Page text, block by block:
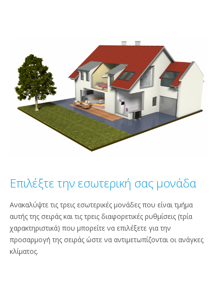
Επιλέξτε την εσωτερική σας μονάδα
Ανακαλύψτε τις τρεις εσωτερικές μονάδες που είναι τμήμα
αυτής της σειράς και τις τρεις διαφορετικές ρυθμίσεις (τρία
χαρακτηριστικά) που μπορείτε να επιλέξετε για την
προσαρμογή της σειράς ώστε να αντιμετωπίζονται οι ανάγκες
κλίματος.